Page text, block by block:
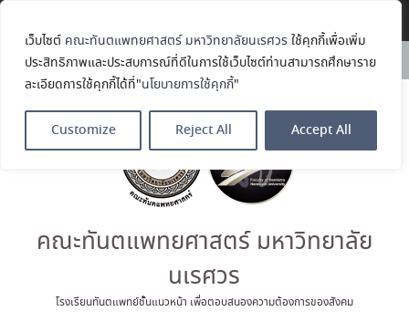
เว็บไซต์ คณะทันตแพทยศาสตร์ มหาวิทยาลัยนเรศวร ใช้คุกกี้เพื่อเพิ่ม
ประสิทธิภาพและประสบการณ์ที่ดีในการใช้เว็บไซต์ท่านสามารถศึกษาราย
ละเอียดการใช้คุกกี้ได้ที่"นโยบายการใช้คุกกี้"
Customize Reject All Accept All
News:
ขอแสดงความยินดีกับ รศ.ทพญ.รัช
วรรณ ตัณศลารักษ์ อาจารย์ประจำ
ภาควิชาทันตกรรมป้องกัน สาขาวิชา
ตำแหน่ง เลขาธิการสมาคม
ทันตแพทย์จัดฟันแห่ง
ประมวลภาพบรรยากาศกิจกรรม
Dent Connect Board Game
Café ครั้งที่ 1 เมื่อวันที่ 4 สิงหาคม
2569 ณ คณะทันแพทยศาสตร์
คณะทันตแพทยศาสตร์
ประชาสัมพันธ์ หลักสูตรทันตแพทย
ศาสตรบัณฑิต และหลักสูตร
คณะทันตแพทยศาสตร์ มหาวิทยาลัย
นเรศวร
โรงเรียนทันตแพทย์ชั้นแนวหน้า เพื่อตอบสนองความต้องการของสังคม